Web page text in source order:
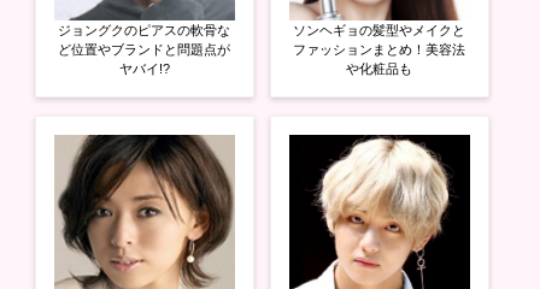
ジョングクのピアスの軟骨な
ど位置やブランドと問題点が
ヤバイ!?
ソンヘギョの髪型やメイクと
ファッションまとめ！美容法
や化粧品も